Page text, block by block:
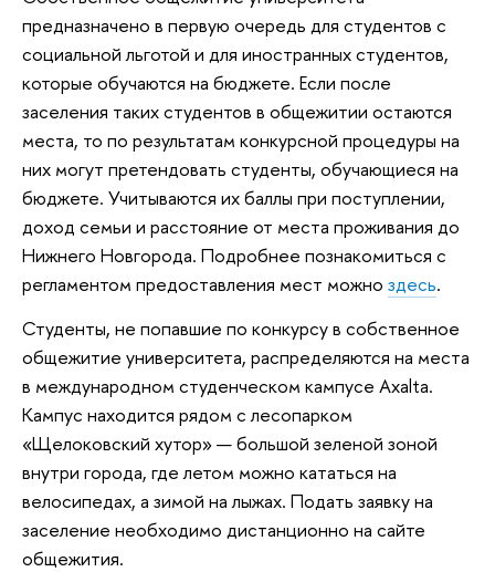
предназначено в первую очередь для студентов с
социальной льготой и для иностранных студентов,
которые обучаются на бюджете. Если после
заселения таких студентов в общежитии остаются
места, то по результатам конкурсной процедуры на
них могут претендовать студенты, обучающиеся на
бюджете. Учитываются их баллы при поступлении,
доход семьи и расстояние от места проживания до
Нижнего Новгорода. Подробнее познакомиться с
регламентом предоставления мест можно здесь.
Студенты, не попавшие по конкурсу в собственное
общежитие университета, распределяются на места
в международном студенческом кампусе Axalta.
Кампус находится рядом с лесопарком
«Щелоковский хутор» — большой зеленой зоной
внутри города, где летом можно кататься на
велосипедах, а зимой на лыжах. Подать заявку на
заселение необходимо дистанционно на сайте
общежития.